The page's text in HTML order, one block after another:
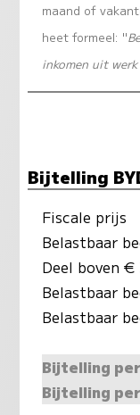
maand of
heet formeel: "
inkomen uit
Bijtelling
Fiscale prijs
Belastbaar
Deel boven
Belastbaar
Belastbaar
Bijtelling
Bijtelling